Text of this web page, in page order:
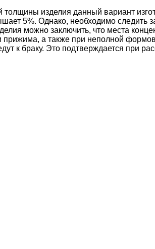
изделия данный вариант
5%. Однако, необходимо следить
можно заключить, что места
прижима, а также при неполной
к браку. Это подтверждается при